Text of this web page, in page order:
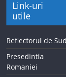
Link-uri
utile
Reflectorul de Sud
Presedintia
Romaniei